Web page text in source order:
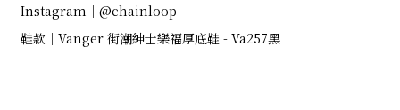
Instagram｜@chainloop
鞋款｜Vanger 街潮紳士樂福厚底鞋 - Va257黑